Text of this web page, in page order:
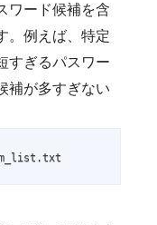
ワード候補を含
。例えば、特定
すぎるパスワー
補が多すぎない